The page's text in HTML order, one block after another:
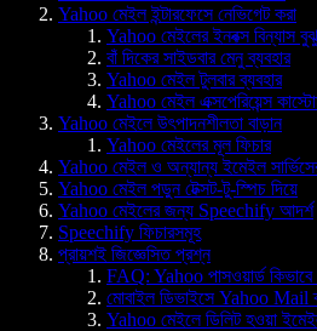
Yahoo মেইল ইন্টারফেসে নেভিগেট করা
Yahoo মেইলের ইনবক্স বিন্যাস
বাঁ দিকের সাইডবার মেনু ব্যবহার
Yahoo মেইল টুলবার ব্যবহার
Yahoo মেইল এক্সপেরিয়েন্স
Yahoo মেইলে উৎপাদনশীলতা বাড়ান
Yahoo মেইলের মূল ফিচার
Yahoo মেইল ও অন্যান্য ইমেইল
Yahoo মেইল পড়ুন টেক্সট-টু-স্পিচ দিয়ে
Yahoo মেইলের জন্য Speechify আদর্শ
Speechify ফিচারসমূহ
প্রায়শই জিজ্ঞেসিত প্রশ্ন
FAQ: Yahoo পাসওয়ার্ড কিভাবে
মোবাইল ডিভাইসে Yahoo Mail
Yahoo মেইলে ডিলিট হওয়া